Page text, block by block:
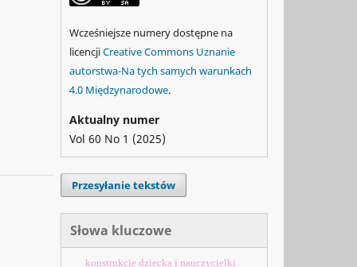
Wcześniejsze numery dostępne na
licencjiCreative Commons Uznanie
autorstwa-Na tych samych warunkach
4.0 Międzynarodowe.
Aktualny numer
Vol 60 No 1 (2025)
Przesyłanie tekstów
Słowa kluczowe
konstrukcje dziecka i nauczycielki